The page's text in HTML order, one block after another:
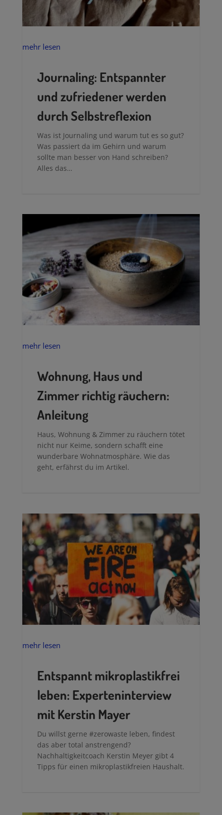
mehr lesen
Journaling: Entspannter
und zufriedener werden
durch Selbstreflexion
Was ist Journaling und warum tut es so gut?
Was passiert da im Gehirn und warum
sollte man besser von Hand schreiben?
Alles das…
mehr lesen
Wohnung, Haus und
Zimmer richtig räuchern:
Anleitung
Haus, Wohnung & Zimmer zu räuchern tötet
nicht nur Keime, sondern schafft eine
wunderbare Wohnatmosphäre. Wie das
geht, erfährst du im Artikel.
mehr lesen
Entspannt mikroplastikfrei
leben: Experteninterview
mit Kerstin Mayer
Du willst gerne #zerowaste leben, findest
das aber total anstrengend?
Nachhaltigkeitcoach Kerstin Meyer gibt 4
Tipps für einen mikroplastikfreien Haushalt.